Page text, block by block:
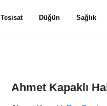
Tesisat Düğün Sağlık
Ahmet Kapaklı